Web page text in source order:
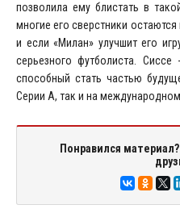
позволила ему блистать в
многие его сверстники остаются
и если «Милан» улучшит его
серьезного футболиста.
способный стать частью
Серии А, так и на
Понравился